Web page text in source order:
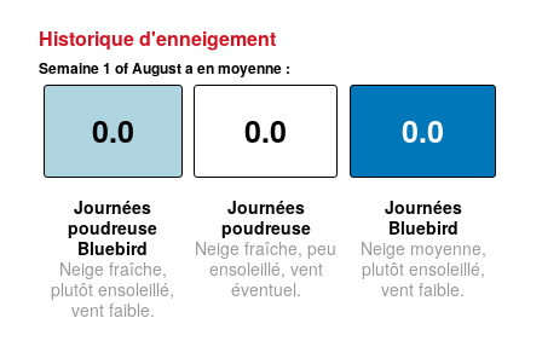
Historique d'enneigement
Semaine 1 of August a en moyenne :
0.0
Journées
poudreuse
Bluebird
Neige fraîche,
plutôt ensoleillé,
vent faible.
0.0
Journées
poudreuse
Neige fraîche, peu
ensoleillé, vent
éventuel.
0.0
Journées
Bluebird
Neige moyenne,
plutôt ensoleillé,
vent faible.